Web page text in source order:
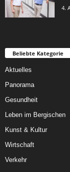
4.
Beliebte Kategorie
Aktuelles
Panorama
Gesundheit
Leben im Bergischen
Kunst & Kultur
Wirtschaft
Verkehr